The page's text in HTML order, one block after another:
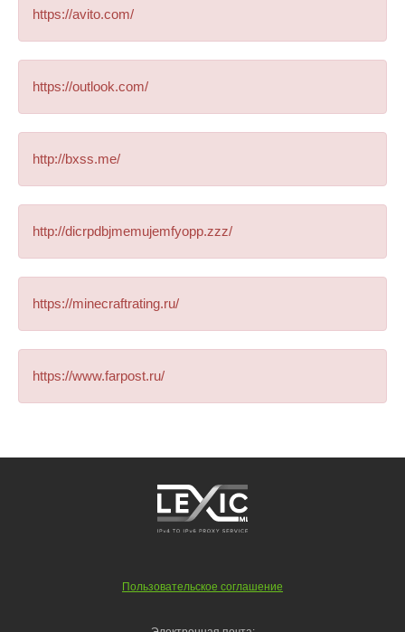
https://avito.com/
https://outlook.com/
http://bxss.me/
http://dicrpdbjmemujemfyopp.zzz/
https://minecraftrating.ru/
https://www.farpost.ru/
Пользовательское соглашение